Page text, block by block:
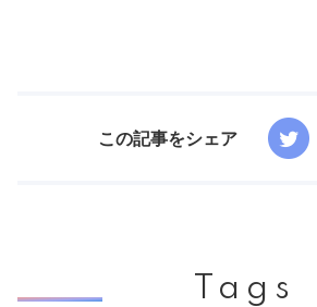
この記事をシェア
Tags